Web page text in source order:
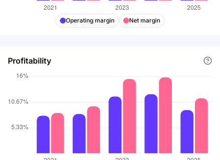
Operating margin Net margin
Profitability